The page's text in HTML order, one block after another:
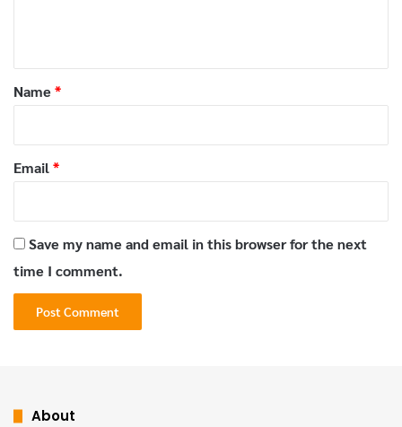
*
Name*
Email*
Save my name and email in this browser for the next
time I comment.
About